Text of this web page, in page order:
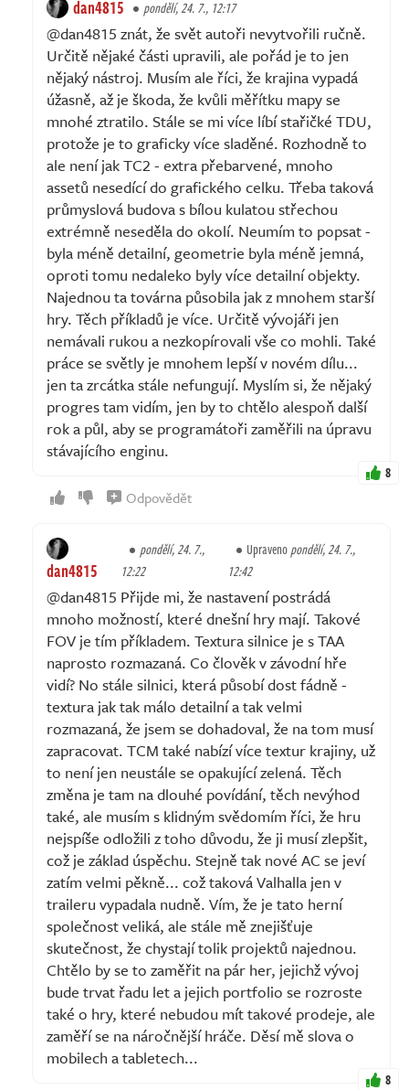
dan4815 pondělí, 24. 7., 12:17
@dan4815 znát, že svět autoři nevytvořili ručně.
Určitě nějaké části upravili, ale pořád je to jen
nějaký nástroj. Musím ale říci, že krajina vypadá
úžasně, až je škoda, že kvůli měřítku mapy se
mnohé ztratilo. Stále se mi více líbí stařičké TDU,
protože je to graficky více sladěné. Rozhodně to
ale není jak TC2 - extra přebarvené, mnoho
assetů nesedící do grafického celku. Třeba taková
průmyslová budova s bílou kulatou střechou
extrémně neseděla do okolí. Neumím to popsat -
byla méně detailní, geometrie byla méně jemná,
oproti tomu nedaleko byly více detailní objekty.
Najednou ta továrna působila jak z mnohem starší
hry. Těch příkladů je více. Určitě vývojáři jen
nemávali rukou a nezkopírovali vše co mohli. Také
práce se světly je mnohem lepší v novém dílu...
jen ta zrcátka stále nefungují. Myslím si, že nějaký
progres tam vidím, jen by to chtělo alespoň další
rok a půl, aby se programátoři zaměřili na úpravu
stávajícího enginu.
8
Odpovědět
dan4815
pondělí, 24. 7.,
12:22
Upravenopondělí, 24. 7.,
12:42
@dan4815 Přijde mi, že nastavení postrádá
mnoho možností, které dnešní hry mají. Takové
FOV je tím příkladem. Textura silnice je s TAA
naprosto rozmazaná. Co člověk v závodní hře
vidí? No stále silnici, která působí dost fádně -
textura jak tak málo detailní a tak velmi
rozmazaná, že jsem se dohadoval, že na tom musí
zapracovat. TCM také nabízí více textur krajiny, už
to není jen neustále se opakující zelená. Těch
změna je tam na dlouhé povídání, těch nevýhod
také, ale musím s klidným svědomím říci, že hru
nejspíše odložili z toho důvodu, že ji musí zlepšit,
což je základ úspěchu. Stejně tak nové AC se jeví
zatím velmi pěkně... což taková Valhalla jen v
traileru vypadala nudně. Vím, že je tato herní
společnost veliká, ale stále mě znejišťuje
skutečnost, že chystají tolik projektů najednou.
Chtělo by se to zaměřit na pár her, jejichž vývoj
bude trvat řadu let a jejich portfolio se rozroste
také o hry, které nebudou mít takové prodeje, ale
zaměří se na náročnější hráče. Děsí mě slova o
mobilech a tabletech...
8